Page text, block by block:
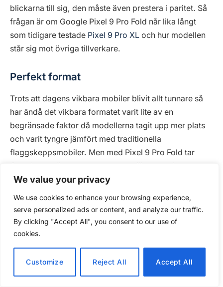
We value your privacy
We use cookies to enhance your browsing experience,
serve personalized ads or content, and analyze our traffic.
By clicking "Accept All", you consent to our use of
cookies.
Customize Reject All Accept All
blickarna till sig, den måste även prestera i paritet. Så
frågan är om Google Pixel 9 Pro Fold når lika långt
som tidigare testade Pixel 9 Pro XL och hur modellen
står sig mot övriga tillverkare.
Perfekt format
Trots att dagens vikbara mobiler blivit allt tunnare så
har ändå det vikbara formatet varit lite av en
begränsade faktor då modellerna tagit upp mer plats
och varit tyngre jämfört med traditionella
flaggskeppsmobiler. Men med Pixel 9 Pro Fold tar
Google ytterligare ett steg mot att jämna ut dessa
skillnader. Hopvikt mäter mobilen nämligen bara 155,2
x 77,1 x 10,5 millimeter och i utvikt läge å 155,2 x 150,2
x 5,1 millimeter vilket i kombination med en vikt på 257
gram bara gör den aningen större jämfört med Pro XL.